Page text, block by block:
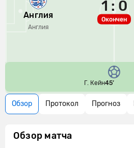
Англия
Англия
Окончен
1 : 0
Г. Кейн45’
Обзор Протокол Прогноз
Обзор матча